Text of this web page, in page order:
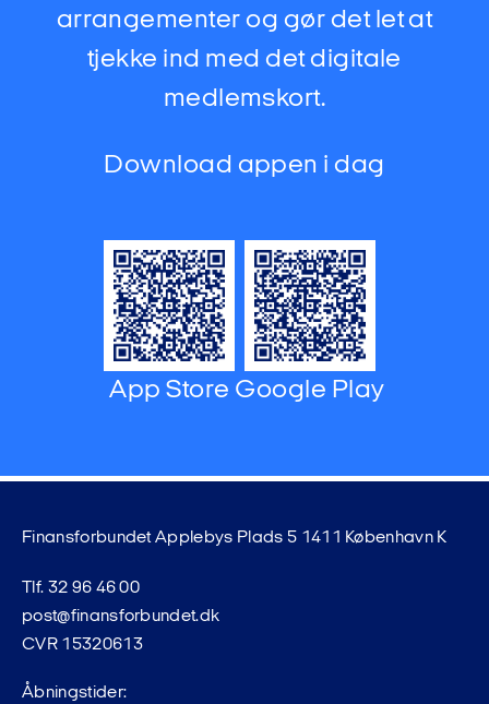
arrangementer og gør det let at
tjekke ind med det digitale
medlemskort.
Download appen i dag
App Store Google Play
Finansforbundet Applebys Plads 5 1411 København K
Tlf. 32 96 46 00
post@finansforbundet.dk
CVR 15320613
Åbningstider: